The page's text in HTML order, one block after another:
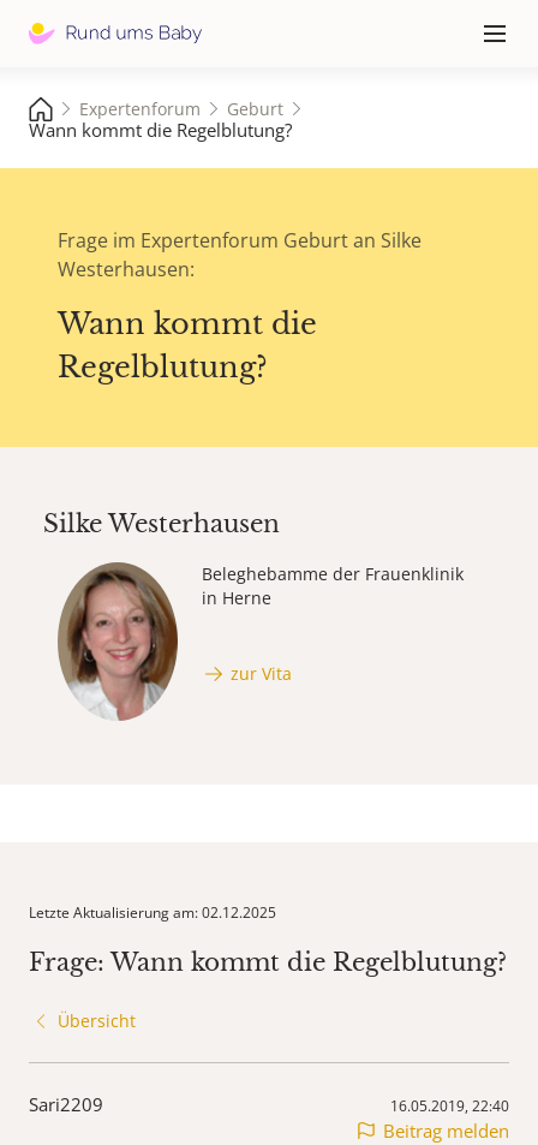
≡
Expertenforum Geburt
Wann kommt die Regelblutung?
Frage im Expertenforum Geburt an Silke
Westerhausen:
Wann kommt die
Regelblutung?
Silke Westerhausen
Beleghebamme der Frauenklinik
in Herne
zur Vita
Letzte Aktualisierung am: 02.12.2025
Frage: Wann kommt die Regelblutung?
Übersicht
Sari2209 16.05.2019, 22:40
Beitrag melden